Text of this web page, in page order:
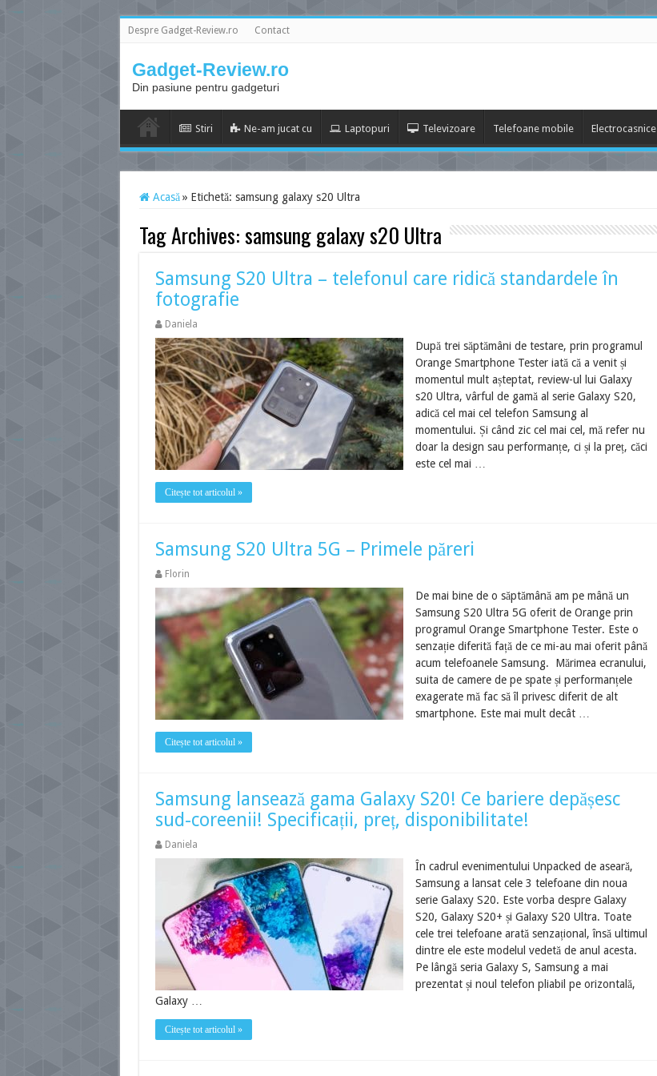
Despre Gadget-Review.ro Contact
Gadget-Review.ro
Din pasiune pentru gadgeturi
Stiri Ne-am jucat cu Laptopuri Televizoare Telefoane mobile Electrocasnice
Acasă » Etichetă: samsung galaxy s20 Ultra
Tag Archives:samsung galaxy s20 Ultra
Samsung S20 Ultra – telefonul care ridică standardele în
fotografie
Daniela
După trei săptămâni de testare, prin programul
Orange Smartphone Tester iată că a venit și
momentul mult așteptat, review-ul lui Galaxy
s20 Ultra, vârful de gamă al serie Galaxy S20,
adică cel mai cel telefon Samsung al
momentului. Și când zic cel mai cel, mă refer nu
doar la design sau performanțe, ci și la preț, căci
este cel mai …
Citește tot articolul »
Samsung S20 Ultra 5G – Primele păreri
Florin
De mai bine de o săptămână am pe mână un
Samsung S20 Ultra 5G oferit de Orange prin
programul Orange Smartphone Tester. Este o
senzație diferită față de ce mi-au mai oferit până
acum telefoanele Samsung. Mărimea ecranului,
suita de camere de pe spate și performanțele
exagerate mă fac să îl privesc diferit de alt
smartphone. Este mai mult decât …
Citește tot articolul »
Samsung lansează gama Galaxy S20! Ce bariere depășesc
sud-coreenii! Specificații, preț, disponibilitate!
Daniela
În cadrul evenimentului Unpacked de aseară,
Samsung a lansat cele 3 telefoane din noua
serie Galaxy S20. Este vorba despre Galaxy
S20, Galaxy S20+ și Galaxy S20 Ultra. Toate
cele trei telefoane arată senzațional, însă ultimul
dintre ele este modelul vedetă de anul acesta.
Pe lângă seria Galaxy S, Samsung a mai
prezentat și noul telefon pliabil pe orizontală,
Galaxy …
Citește tot articolul »